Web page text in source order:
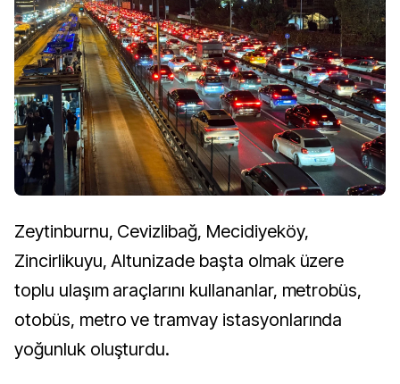
Zeytinburnu, Cevizlibağ, Mecidiyeköy,
Zincirlikuyu, Altunizade başta olmak üzere
toplu ulaşım araçlarını kullananlar, metrobüs,
otobüs, metro ve tramvay istasyonlarında
yoğunluk oluşturdu.